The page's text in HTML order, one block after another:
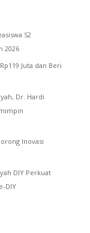
S2
2026
Juta dan Beri
Dr. Hardi
Inovasi
DIY Perkuat
DIY